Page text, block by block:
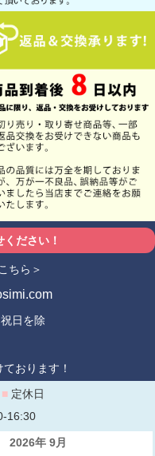
ださい！
ちら＞
日を除
おります！
■ 定休日
16:30
2026年 9月